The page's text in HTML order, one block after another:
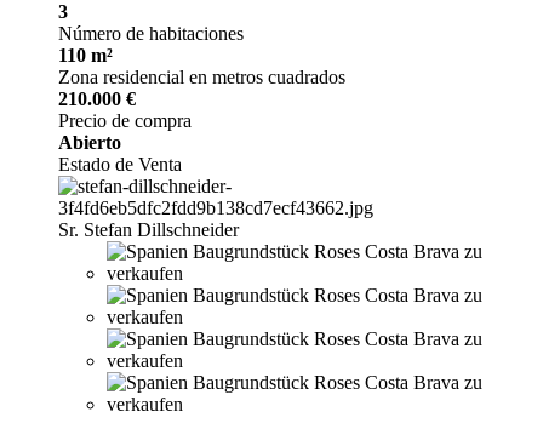
3
Número de habitaciones
110 m²
Zona residencial en metros cuadrados
210.000 €
Precio de compra
Abierto
Estado de Venta
Sr. Stefan Dillschneider